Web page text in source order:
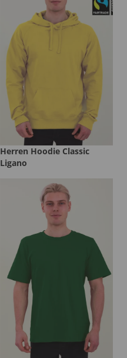
Herren Hoodie Classic
Ligano